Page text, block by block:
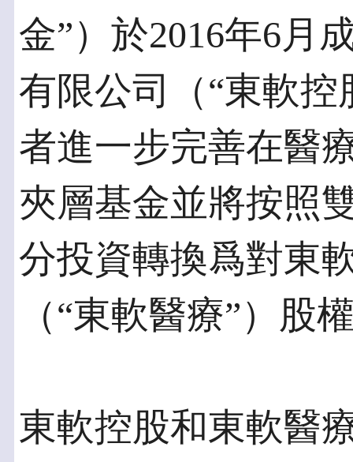
金”）於2016年6月
有限公司（“東軟
者進一步完善在醫
夾層基金並將按照
分投資轉換爲對東
（“東軟醫療”）股
東軟控股和東軟醫